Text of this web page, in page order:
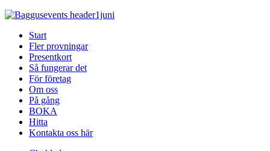
Start
Fler provningar
Presentkort
Så fungerar det
För företag
Om oss
På gång
BOKA
Hitta
Kontakta oss här